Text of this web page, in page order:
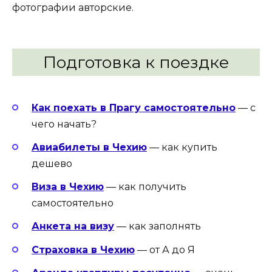
фотографии авторские.
Подготовка к поездке
Как поехать в Прагу самостоятельно — с
чего начать?
Авиабилеты в Чехию — как купить
дешево
Виза в Чехию — как получить
самостоятельно
Анкета на визу — как заполнять
Страховка в Чехию — от А до Я